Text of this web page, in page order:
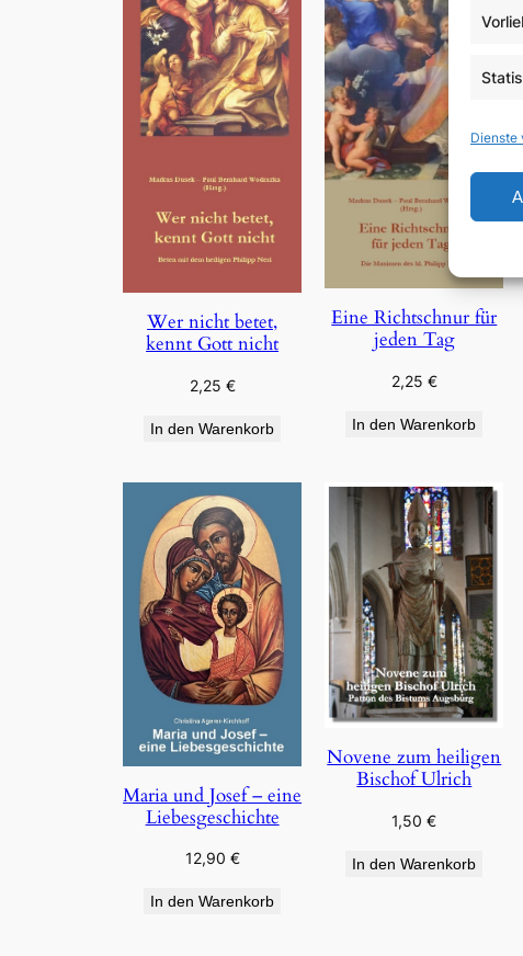
Dienste
Wer nicht betet,
kennt Gott nicht
2,25 €
In den Warenkorb
Eine Richtschnur für
jeden Tag
2,25 €
In den Warenkorb
Maria und Josef – eine
Liebesgeschichte
12,90 €
In den Warenkorb
Novene zum heiligen
Bischof Ulrich
1,50€
In den Warenkorb